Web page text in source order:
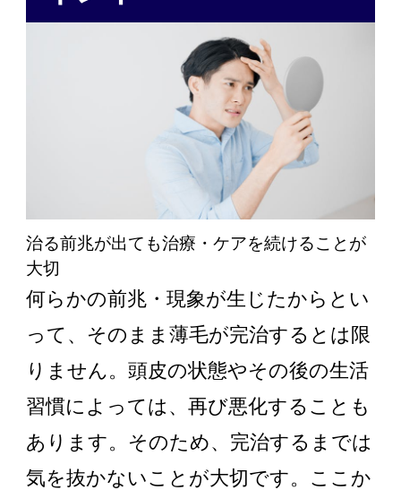
治る前兆が出ても治療・ケアを続けることが
大切
何らかの前兆・現象が生じたからとい
って、そのまま薄毛が完治するとは限
りません。頭皮の状態やその後の生活
習慣によっては、再び悪化することも
あります。そのため、完治するまでは
気を抜かないことが大切です。ここか